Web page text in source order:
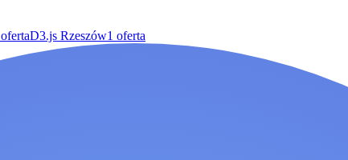
ofertaD3.js Rzeszów1 oferta